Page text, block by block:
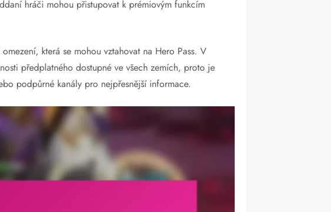
hráči mohou přistupovat k prémiovým funkcím
která se mohou vztahovat na Hero Pass. V
předplatného dostupné ve všech zemích, proto je
podpůrné kanály pro nejpřesnější informace.